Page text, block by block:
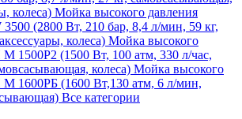
колеса) Мойка высокого давления
(2800 Вт, 210 бар, 8,4 л/мин, 59 кг,
колеса) Мойка высокого
1500P2 (1500 Вт, 100 атм, 330 л/час,
колеса) Мойка высокого
М 1600РБ (1600 Вт,130 атм, 6 л/мин,
Все категории